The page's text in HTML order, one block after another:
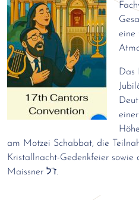
eine
Das
am Motzei Schabbat, die
Kristallnacht-Gedenkfeier sowie
Maissner ז“ל.